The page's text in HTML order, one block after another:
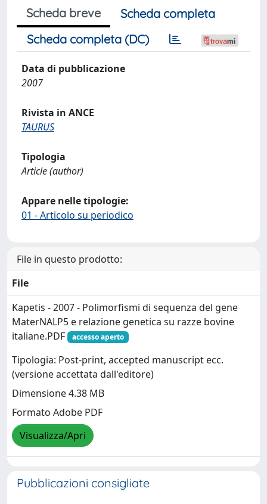
Scheda breve
Scheda completa
Scheda completa (DC)
Data di pubblicazione
2007
Rivista in ANCE
TAURUS
Tipologia
Article (author)
Appare nelle tipologie:
01 - Articolo su periodico
File in questo prodotto:
File
Kapetis - 2007 - Polimorfismi di sequenza del gene
MaterNALP5 e relazione genetica su razze bovine
italiane.PDF
accesso aperto
Tipologia: Post-print, accepted manuscript ecc.
(versione accettata dall'editore)
Dimensione 4.38 MB
Formato Adobe PDF
Visualizza/Apri
Pubblicazioni consigliate